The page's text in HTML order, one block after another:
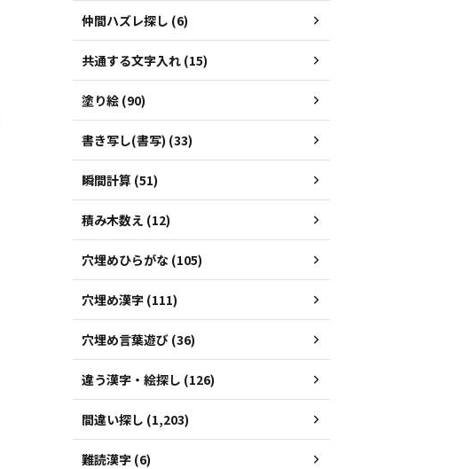
仲間ハズレ探し (6)
共通する文字入れ (15)
塗り絵 (90)
書き写し(書写) (33)
瞬間計算 (51)
積み木数え (12)
穴埋めひらがな (105)
穴埋め漢字 (111)
穴埋め言葉遊び (36)
違う漢字・絵探し (126)
間違い探し (1,203)
難読漢字 (6)